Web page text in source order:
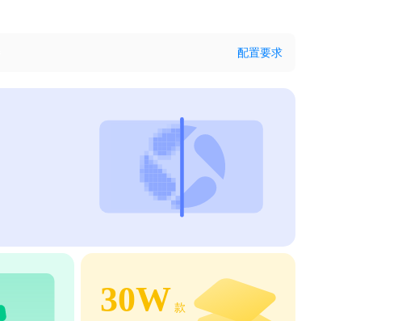
配置要求
30W 款